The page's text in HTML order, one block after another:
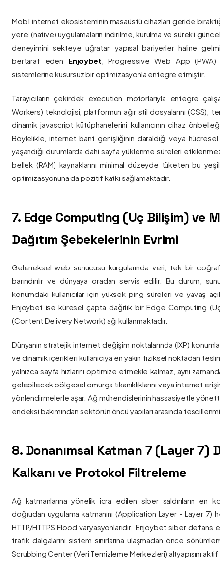
Mobil internet ekosisteminin masaüstü cihazları geride
yerel (native) uygulamaların indirilme, kurulma ve sürekli
deneyimini sekteye uğratan yapısal bariyerler haline
bertaraf eden Enjoybet , Progressive Web App (PWA)
sistemlerine kusursuz bir optimizasyonla entegre etmiştir.
Tarayıcıların çekirdek execution motorlarıyla entegre
Workers) teknolojisi, platformun ağır stil dosyalarını (CSS),
dinamik javascript kütüphanelerini kullanıcının cihaz
Böylelikle, internet bant genişliğinin daraldığı veya
yaşandığı durumlarda dahi sayfa yüklenme süreleri
bellek (RAM) kaynaklarını minimal düzeyde tüketen bu yeşil
optimizasyonuna da pozitif katkı sağlamaktadır.
7. Edge Computing (Uç Bilişim) ve
Dağıtım Şebekelerinin Evrimi
Geleneksel web sunucusu kurgularında veri, tek bir
barındırılır ve dünyaya oradan servis edilir. Bu durum,
konumdaki kullanıcılar için yüksek ping süreleri ve yavaş
Enjoybet ise küresel çapta dağıtık bir Edge Computing
(Content Delivery Network) ağı kullanmaktadır.
Dünyanın stratejik internet değişim noktalarında (IXP)
ve dinamik içerikleri kullanıcıya en yakın fiziksel noktadan
yalnızca sayfa hızlarını optimize etmekle kalmaz, aynı
gelebilecek bölgesel omurga tıkanıklıklarını veya internet
yönlendirmelerle aşar. Ağ mühendislerinin hassasiyetle
endeksi bakımından sektörün öncü yapıları arasında
8. Donanımsal Katman 7 (Layer 7)
Kalkanı ve Protokol Filtreleme
Ağ katmanlarına yönelik icra edilen siber saldırıların en
doğrudan uygulama katmanını (Application Layer - Layer 7)
HTTP/HTTPS Flood varyasyonlarıdır. Enjoybet siber
trafik dalgalarını sistem sınırlarına ulaşmadan önce
Scrubbing Center (Veri Temizleme Merkezleri) altyapısını